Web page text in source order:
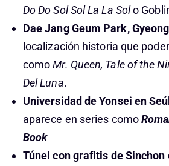
Do Do Sol Sol La La Solo
Dae Jang Geum Park,
localización historia que
comoMr. Queen, Tale of the
Del Luna.
Universidad de Yonsei en
aparece en series como
Book
Túnel con grafitis de Sinchon